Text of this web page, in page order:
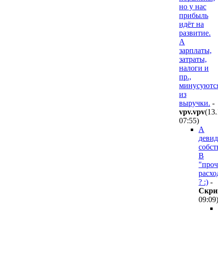
но у нас
прибыль
идёт на
развитие.
А
зарплаты,
затраты,
налоги и
пр.,
из
выручки. -
vpv.vpv
07:55)
А
В
? :) -
09:09)